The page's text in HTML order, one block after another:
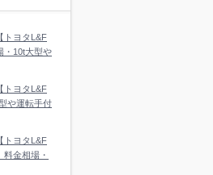
トヨタL&F
・10t大型や
トヨタL&F
や運転手付
トヨタL&F
金相場・